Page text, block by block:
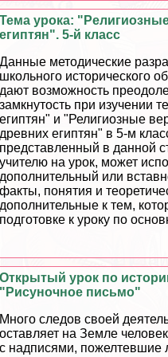
Тема урока:
египтян". 5-й класс
Данные методические
школьного исторического
дают возможность
замкнутость при изучении
египтян" и "Религиозные
древних египтян" в 5-м
представленный в данной
учителю на урок, может
дополнительный или
факты, понятия и
дополнительные к тем,
подготовке к уроку по
Открытый урок по
"Рисуночное письмо"
Много следов своей
оставляет на Земле
с надписями, пожелтевшие